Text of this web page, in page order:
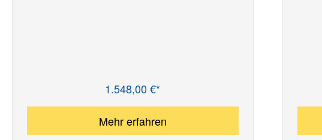
1.548,00 €*
Mehr erfahren